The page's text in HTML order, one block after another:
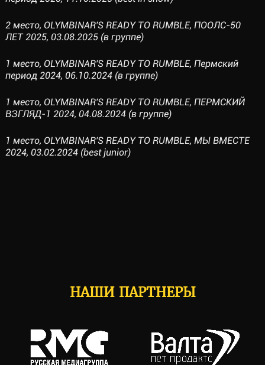
2 место, OLYMBINAR'S READY TO RUMBLE, ПООЛС-50
ЛЕТ 2025, 03.08.2025 (в группе)
1 место, OLYMBINAR'S READY TO RUMBLE, Пермский
период 2024, 06.10.2024 (в группе)
1 место, OLYMBINAR'S READY TO RUMBLE, ПЕРМСКИЙ
ВЗГЛЯД-1 2024, 04.08.2024 (в группе)
1 место, OLYMBINAR'S READY TO RUMBLE, МЫ ВМЕСТЕ
2024, 03.02.2024 (best junior)
НАШИ ПАРТНЕРЫ